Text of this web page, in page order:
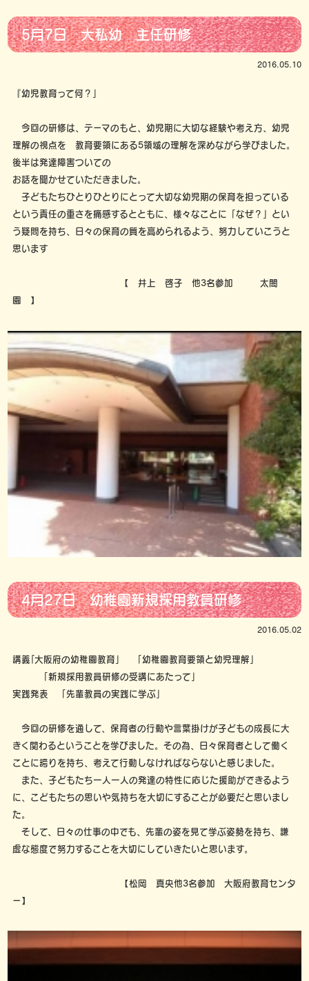
5月7日 大私幼 主任研修
2016.05.10
『幼児教育って何？」
今回の研修は、テーマのもと、幼児期に大切な経験や考え方、幼児
理解の視点を 教育要領にある5領域の理解を深めながら学びました。
後半は発達障害ついての
お話を聞かせていただきました。
子どもたちひとりひとりにとって大切な幼児期の保育を担っている
という責任の重さを痛感するとともに、様々なことに「なぜ？」とい
う疑問を持ち、日々の保育の質を高められるよう、努力していこうと
思います
【 井上 啓子 他3名参加 太閤
園 】
4月27日 幼稚園新規採用教員研修
2016.05.02
講義｢大阪府の幼稚園教育」 「幼稚園教育要領と幼児理解」
「新規採用教員研修の受講にあたって」
実践発表 「先輩教員の実践に学ぶ」
今回の研修を通して、保育者の行動や言葉掛けが子どもの成長に大
きく関わるということを学びました。その為、日々保育者として働く
ことに誇りを持ち、考えて行動しなければならないと感じました。
また、子どもたち一人一人の発達の特性に応じた援助ができるよう
に、こどもたちの思いや気持ちを大切にすることが必要だと思いまし
た。
そして、日々の仕事の中でも、先輩の姿を見て学ぶ姿勢を持ち、謙
虚な態度で努力することを大切にしていきたいと思います。
【松岡 真央他3名参加 大阪府教育センタ
ー】